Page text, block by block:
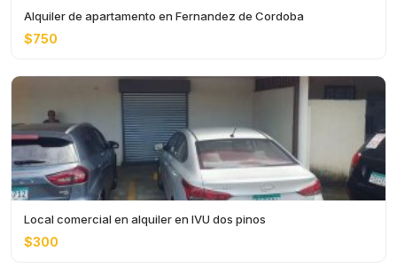
Alquiler de apartamento en Fernandez de Cordoba
$750
Local comercial en alquiler en IVU dos pinos
$300